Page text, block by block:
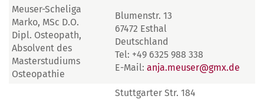
Meuser-Scheliga
Marko, MSc D.O.
Dipl. Osteopath,
Absolvent des
Masterstudiums
Osteopathie
Blumenstr. 13
67472 Esthal
Deutschland
Tel: +49 6325 988 338
E-Mail: anja.meuser@gmx.de
Stuttgarter Str. 184